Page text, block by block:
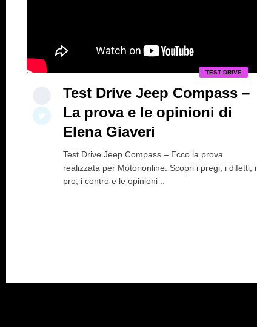
TEST DRIVE
Test Drive Jeep Compass –
La prova e le opinioni di
Elena Giaveri
Test Drive Jeep Compass – Ecco la prova
realizzata per Motorionline. Scopri i pregi, i difetti, i
pro, i contro e le opinioni ..